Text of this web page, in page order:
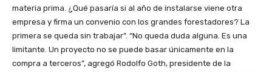
materia prima. ¿Qué pasaría si al año de instalarse viene otra
empresa y firma un convenio con los grandes forestadores? La
primera se queda sin trabajar”. “No queda duda alguna. Es una
limitante. Un proyecto no se puede basar únicamente en la
compra a terceros”, agregó Rodolfo Goth, presidente de la